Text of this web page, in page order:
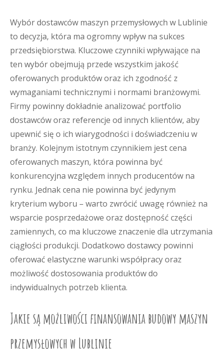
Wybór dostawców maszyn przemysłowych w Lublinie
to decyzja, która ma ogromny wpływ na sukces
przedsiębiorstwa. Kluczowe czynniki wpływające na
ten wybór obejmują przede wszystkim jakość
oferowanych produktów oraz ich zgodność z
wymaganiami technicznymi i normami branżowymi.
Firmy powinny dokładnie analizować portfolio
dostawców oraz referencje od innych klientów, aby
upewnić się o ich wiarygodności i doświadczeniu w
branży. Kolejnym istotnym czynnikiem jest cena
oferowanych maszyn, która powinna być
konkurencyjna względem innych producentów na
rynku. Jednak cena nie powinna być jedynym
kryterium wyboru – warto zwrócić uwagę również na
wsparcie posprzedażowe oraz dostępność części
zamiennych, co ma kluczowe znaczenie dla utrzymania
ciągłości produkcji. Dodatkowo dostawcy powinni
oferować elastyczne warunki współpracy oraz
możliwość dostosowania produktów do
indywidualnych potrzeb klienta.
Jakie są możliwości finansowania budowy maszyn
przemysłowych w Lublinie